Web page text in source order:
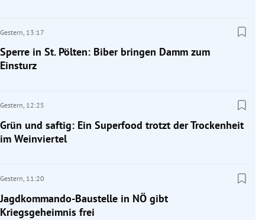
Gestern, 13:17
Sperre in St. Pölten: Biber bringen Damm zum
Einsturz
Gestern, 12:25
Grün und saftig: Ein Superfood trotzt der Trockenheit
im Weinviertel
Gestern, 11:20
Jagdkommando-Baustelle in NÖ gibt
Kriegsgeheimnis frei